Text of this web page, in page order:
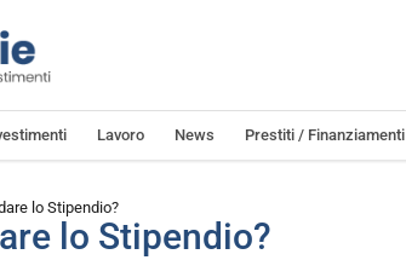
Lavoro News Prestiti / Finanziamenti
lo Stipendio?
lo Stipendio?